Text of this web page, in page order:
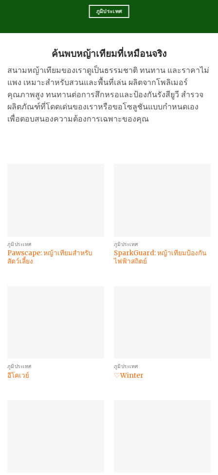
ภูมิประเทศ
ค้นพบหญ้าเทียมที่เหมือนจริง
สนามหญ้าเทียมของเราดูเป็นธรรมชาติ ทนทาน และราคาไม่
แพง เหมาะสำหรับสวนและพื้นที่เล่น ผลิตจากโพลิเมอร์
คุณภาพสูง ทนทานต่อการสึกหรอและป้องกันรังสียูวี สำรวจ
ผลิตภัณฑ์ที่โดดเด่นของเราหรือขอโซลูชันแบบกำหนดเอง
เพื่อตอบสนองความต้องการเฉพาะของคุณ
ภูมิประเทศ
Pawscape: หญ้าเทียมสำหรับ
สัตว์เลี้ยง
ภูมิประเทศ
SparkGuard: หญ้าเทียมป้องกัน
ไฟฟ้าสถิตย์
ภูมิประเทศ
อีโคเวย์
ภูมิประเทศ
♡Winter